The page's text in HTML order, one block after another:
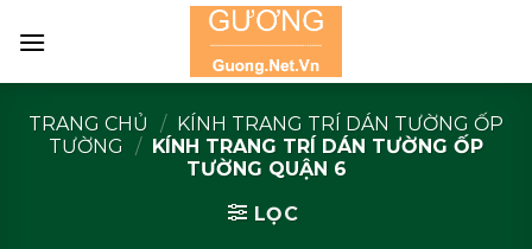
TRANG CHỦ / KÍNH TRANG TRÍ DÁN TƯỜNG ỐP
TƯỜNG
/ KÍNH TRANG TRÍ DÁN TƯỜNG ỐP
TƯỜNG QUẬN 6
LỌC